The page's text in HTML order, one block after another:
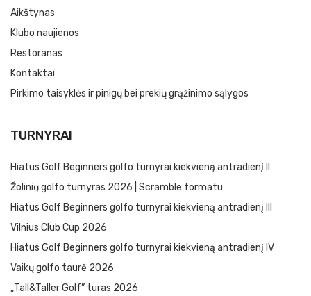
Aikštynas
Klubo naujienos
Restoranas
Kontaktai
Pirkimo taisyklės ir pinigų bei prekių grąžinimo sąlygos
TURNYRAI
Hiatus Golf Beginners golfo turnyrai kiekvieną antradienį II
Žolinių golfo turnyras 2026 | Scramble formatu
Hiatus Golf Beginners golfo turnyrai kiekvieną antradienį III
Vilnius Club Cup 2026
Hiatus Golf Beginners golfo turnyrai kiekvieną antradienį IV
Vaikų golfo taurė 2026
„Tall&Taller Golf” turas 2026